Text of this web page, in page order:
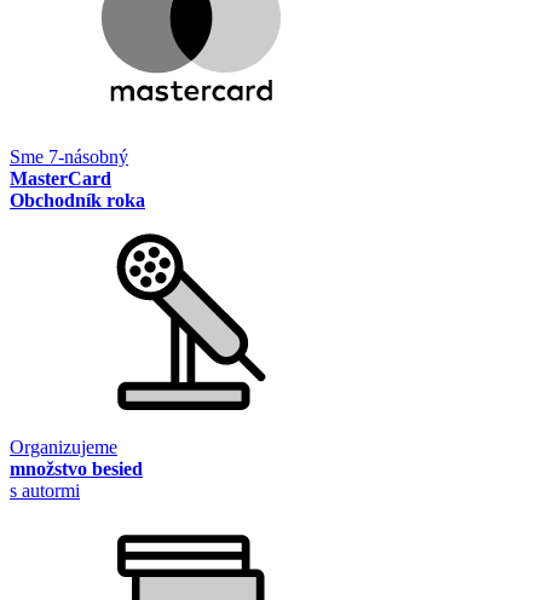
Sme 7-násobný
MasterCard
Obchodník roka
Organizujeme
množstvo besied
s autormi